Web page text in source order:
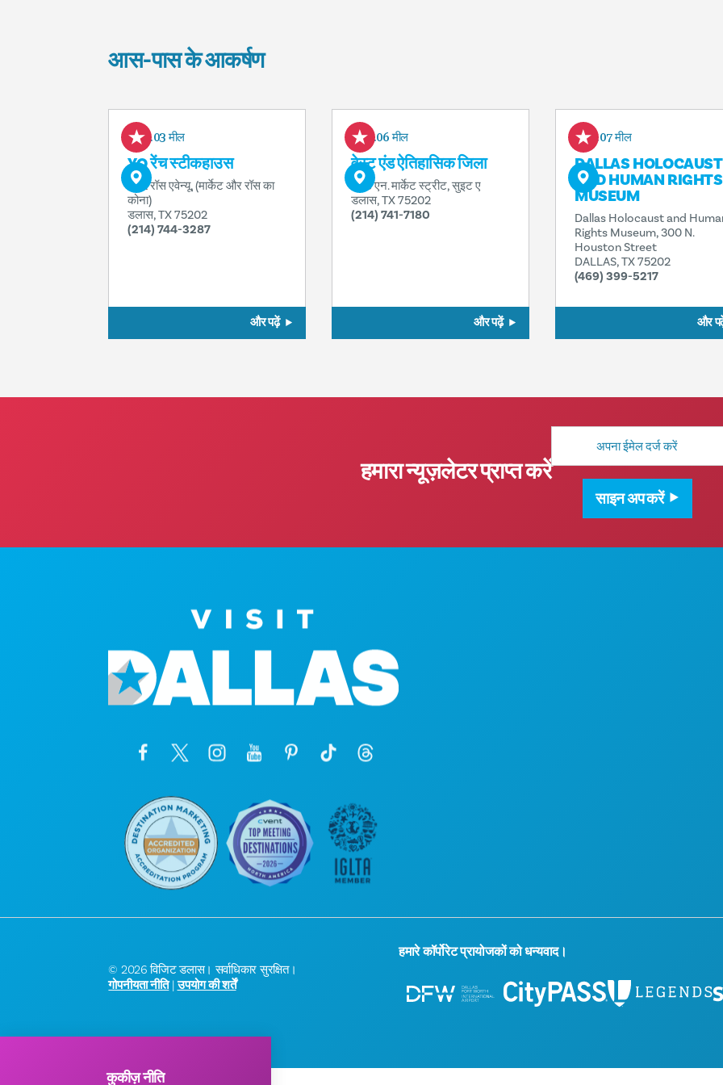
आस-पास के आकर्षण
0.03 मील
YO रेंच स्टीकहाउस
702 रॉस एवेन्यू, (मार्केट और रॉस का
कोना)
डलास, TX 75202
(214) 744-3287
और पढ़ें
0.06 मील
वेस्ट एंड ऐतिहासिक जिला
208 एन. मार्केट स्ट्रीट, सुइट ए
डलास, TX 75202
(214) 741-7180
और पढ़ें
0.07 मील
DALLAS HOLOCAUST
AND HUMAN RIGHTS
MUSEUM
Dallas Holocaust and
Rights Museum, 300 N.
Houston Street
DALLAS, TX 75202
(469) 399-5217
और
हमारा न्यूज़लेटर प्राप्त करें
मेल
साइन अप करें
हमारे कॉर्पोरेट प्रायोजकों को धन्यवाद।
© 2026 विजिट डलास। सर्वाधिकार सुरक्षित।
गोपनीयता नीति|उपयोग की शर्तें
कुकीज़ नीति